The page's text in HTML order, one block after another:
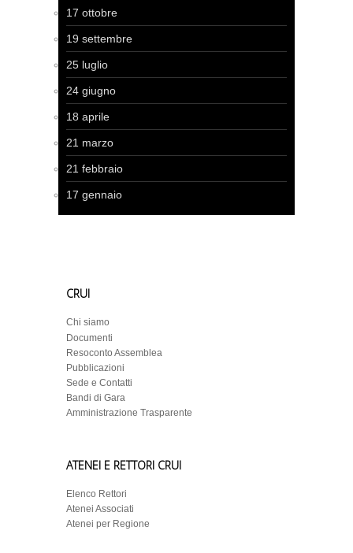
17 ottobre
19 settembre
25 luglio
24 giugno
18 aprile
21 marzo
21 febbraio
17 gennaio
CRUI
Chi siamo
Documenti
Resoconto Assemblea
Pubblicazioni
Sede e Contatti
Bandi di Gara
Amministrazione Trasparente
ATENEI E RETTORI CRUI
Elenco Rettori
Atenei Associati
Atenei per Regione